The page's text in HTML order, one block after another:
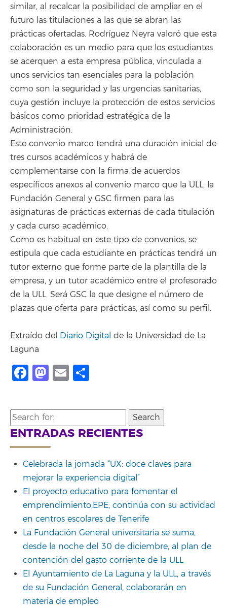
similar, al recalcar la posibilidad de ampliar en el
futuro las titulaciones a las que se abran las
prácticas ofertadas. Rodríguez Neyra valoró que esta
colaboración es un medio para que los estudiantes
se acerquen a esta empresa pública, vinculada a
unos servicios tan esenciales para la población
como son la seguridad y las urgencias sanitarias,
cuya gestión incluye la protección de estos servicios
básicos como prioridad estratégica de la
Administración.
Este convenio marco tendrá una duración inicial de
tres cursos académicos y habrá de
complementarse con la firma de acuerdos
específicos anexos al convenio marco que la ULL, la
Fundación General y GSC firmen para las
asignaturas de prácticas externas de cada titulación
y cada curso académico.
Como es habitual en este tipo de convenios, se
estipula que cada estudiante en prácticas tendrá un
tutor externo que forme parte de la plantilla de la
empresa, y un tutor académico entre el profesorado
de la ULL. Será GSC la que designe el número de
plazas que oferta para prácticas, así como su perfil.
Extraído del Diario Digital de la Universidad de La
Laguna
Facebook
Mastodon
Email
Search
for:
ENTRADAS RECIENTES
Celebrada la jornada “UX: doce claves para
mejorar la experiencia digital”
El proyecto educativo para fomentar el
emprendimiento,EPE, continúa con su actividad
en centros escolares de Tenerife
La Fundación General universitaria se suma,
desde la noche del 30 de diciembre, al plan de
contención del gasto corriente de la ULL
El Ayuntamiento de La Laguna y la ULL, a través
de su Fundación General, colaborarán en
materia de empleo